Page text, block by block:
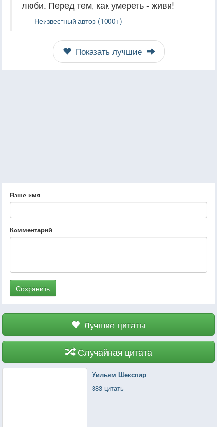
люби. Перед тем, как умереть - живи!
Неизвестный автор (1000+)
Показать лучшие
Ваше имя
Комментарий
Сохранить
Лучшие цитаты
Случайная цитата
Уильям Шекспир
383 цитаты